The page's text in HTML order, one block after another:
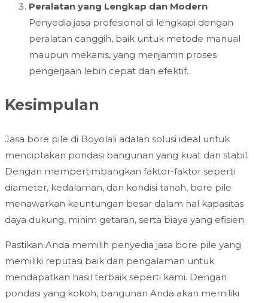
Peralatan yang Lengkap dan Modern
Penyedia jasa profesional di lengkapi dengan
peralatan canggih, baik untuk metode manual
maupun mekanis, yang menjamin proses
pengerjaan lebih cepat dan efektif.
Kesimpulan
Jasa bore pile di Boyolali adalah solusi ideal untuk
menciptakan pondasi bangunan yang kuat dan stabil.
Dengan mempertimbangkan faktor-faktor seperti
diameter, kedalaman, dan kondisi tanah, bore pile
menawarkan keuntungan besar dalam hal kapasitas
daya dukung, minim getaran, serta biaya yang efisien.
Pastikan Anda memilih penyedia jasa bore pile yang
memiliki reputasi baik dan pengalaman untuk
mendapatkan hasil terbaik seperti kami. Dengan
pondasi yang kokoh, bangunan Anda akan memiliki